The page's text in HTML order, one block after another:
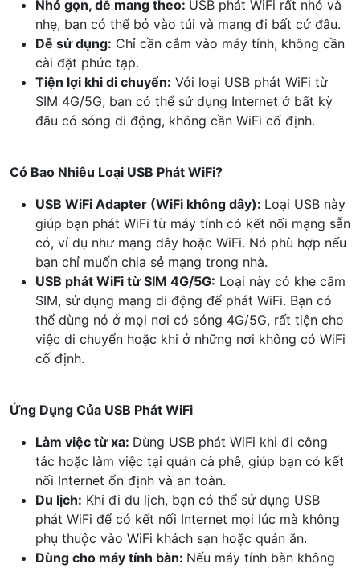
Nhỏ gọn, dễ mang theo: USB phát WiFi rất nhỏ và
nhẹ, bạn có thể bỏ vào túi và mang đi bất cứ đâu.
Dễ sử dụng: Chỉ cần cắm vào máy tính, không cần
cài đặt phức tạp.
Tiện lợi khi di chuyển: Với loại USB phát WiFi từ
SIM 4G/5G, bạn có thể sử dụng Internet ở bất kỳ
đâu có sóng di động, không cần WiFi cố định.
Có Bao Nhiêu Loại USB Phát WiFi?
USB WiFi Adapter (WiFi không dây): Loại USB này
giúp bạn phát WiFi từ máy tính có kết nối mạng sẵn
có, ví dụ như mạng dây hoặc WiFi. Nó phù hợp nếu
bạn chỉ muốn chia sẻ mạng trong nhà.
USB phát WiFi từ SIM 4G/5G: Loại này có khe cắm
SIM, sử dụng mạng di động để phát WiFi. Bạn có
thể dùng nó ở mọi nơi có sóng 4G/5G, rất tiện cho
việc di chuyển hoặc khi ở những nơi không có WiFi
cố định.
Ứng Dụng Của USB Phát WiFi
Làm việc từ xa: Dùng USB phát WiFi khi đi công
tác hoặc làm việc tại quán cà phê, giúp bạn có kết
nối Internet ổn định và an toàn.
Du lịch: Khi đi du lịch, bạn có thể sử dụng USB
phát WiFi để có kết nối Internet mọi lúc mà không
phụ thuộc vào WiFi khách sạn hoặc quán ăn.
Dùng cho máy tính bàn: Nếu máy tính bàn không